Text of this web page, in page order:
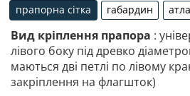
прапорна сітка
прапорна сітка
габардин
габардин
Вид кріплення прапора :
лівого боку під древко
маються дві петлі по лівому
закріплення на флагшток)